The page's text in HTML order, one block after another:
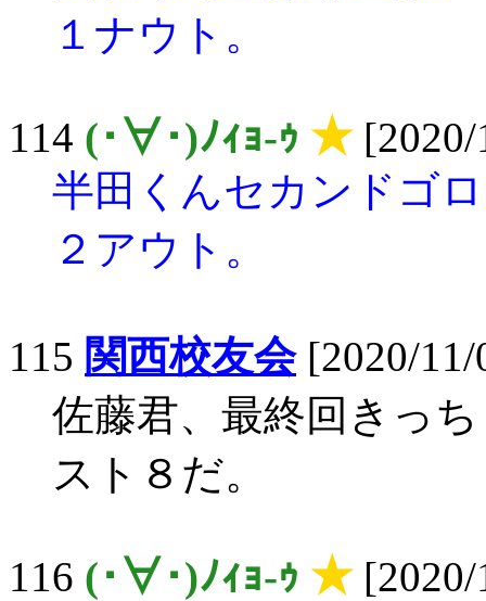
１ナウト。
114 (･∀･)ﾉｨｮ-ｩ ★[2020/
半田くんセカンドゴ
２アウト。
115 関西校友会[2020/11/
佐藤君、最終回きっ
スト８だ。
116 (･∀･)ﾉｨｮ-ｩ ★[2020/